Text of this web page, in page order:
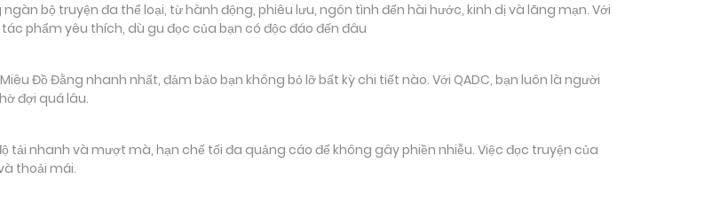
bộ truyện đa thể loại, từ hành động, phiêu lưu, ngôn tình đến hài hước, kinh dị và lãng mạn. Với
phẩm yêu thích, dù gu đọc của bạn có độc đáo đến đâu
Đồ Đằng nhanh nhất, đảm bảo bạn không bỏ lỡ bất kỳ chi tiết nào. Với QADC, bạn luôn là người
đợi quá lâu.
tải nhanh và mượt mà, hạn chế tối đa quảng cáo để không gây phiền nhiễu. Việc đọc truyện của
thoải mái.